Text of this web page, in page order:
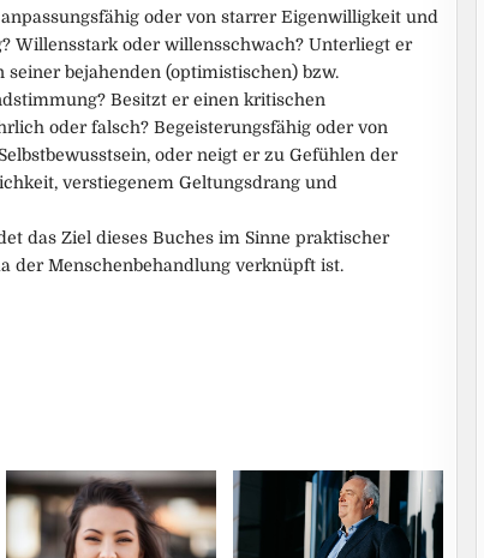
oder von starrer Eigenwilligkeit und
Willensstark oder willensschwach? Unterliegt er
bejahenden (optimistischen) bzw.
Besitzt er einen kritischen
oder falsch? Begeisterungsfähig oder von
oder neigt er zu Gefühlen der
verstiegenem Geltungsdrang und
das Ziel dieses Buches im Sinne praktischer
der Menschenbehandlung verknüpft ist.